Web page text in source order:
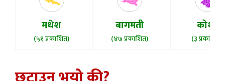
मधेश
(५१ प्रकाशित)
बागमती
(४७ प्रकाशित)
कोशी
(३ प्रकाशित)